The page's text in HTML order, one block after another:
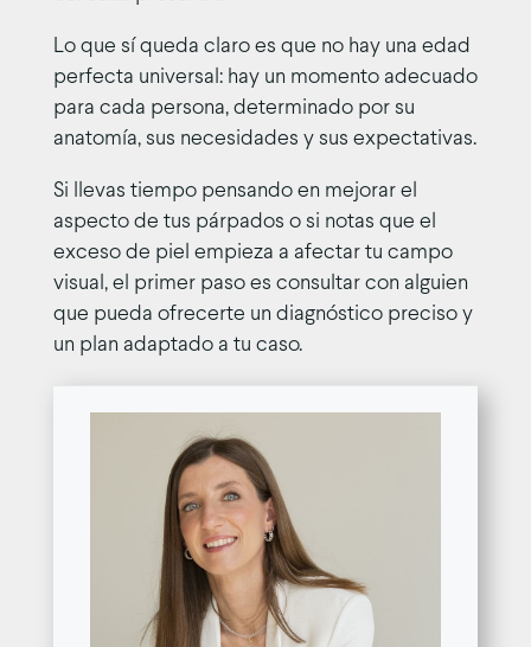
Lo que sí queda claro es que no hay una edad
perfecta universal: hay un momento adecuado
para cada persona, determinado por su
anatomía, sus necesidades y sus expectativas.
Si llevas tiempo pensando en mejorar el
aspecto de tus párpados o si notas que el
exceso de piel empieza a afectar tu campo
visual, el primer paso es consultar con alguien
que pueda ofrecerte un diagnóstico preciso y
un plan adaptado a tu caso.